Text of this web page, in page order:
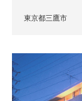
東京都三鷹市